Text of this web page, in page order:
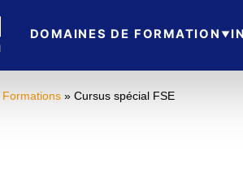
DOMAINES DE FORMATION
Formations » Cursus spécial FSE